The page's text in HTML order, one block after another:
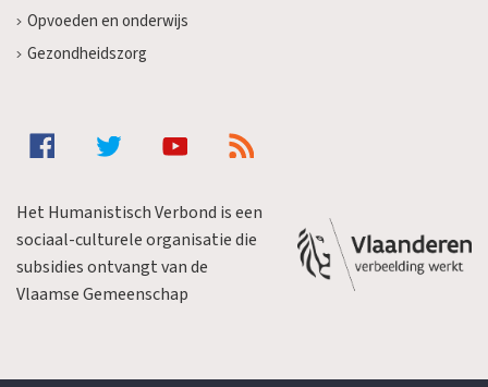
Opvoeden en onderwijs
Gezondheidszorg
Het Humanistisch Verbond is een
sociaal-culturele organisatie die
subsidies ontvangt van de
Vlaamse Gemeenschap